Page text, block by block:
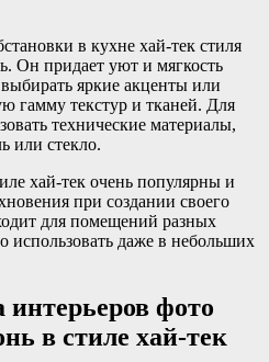
в кухне хай-тек стиля
Он придает уют и мягкость
яркие акценты или
гамму текстур и тканей. Для
технические материалы,
или стекло.
хай-тек очень популярны и
при создании своего
для помещений разных
использовать даже в небольших
интерьеров фото
в стиле хай-тек